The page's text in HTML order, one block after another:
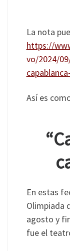
La nota
https://
vo/2024/
Así es
En estas
Olimpiada
agosto y
fue el